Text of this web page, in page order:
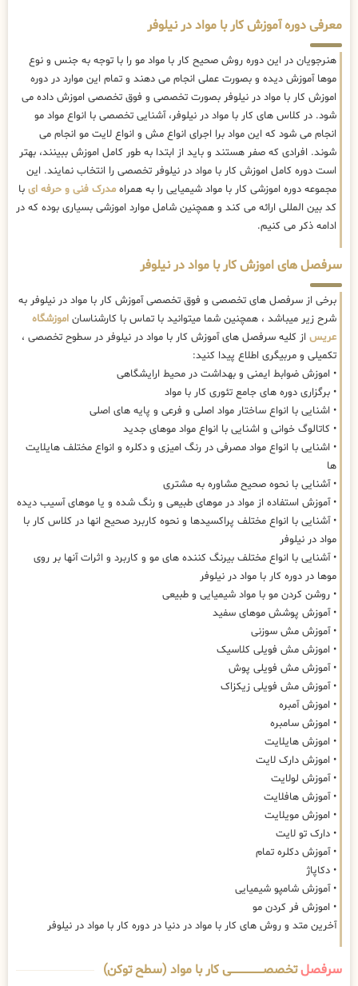
معرفی دوره آموزش کار با مواد در نیلوفر
هنرجویان در این دوره روش صحیح کار با مواد مو را با توجه به جنس و نوع
موها آموزش دیده و بصورت عملی انجام می دهند و تمام این موارد در دوره
اموزش کار با مواد در نیلوفر بصورت تخصصی و فوق تخصصی اموزش داده می
شود. در کلاس های کار با مواد در نیلوفر، آشنایی تخصصی با انواع مواد مو
انجام می شود که این مواد برا اجرای انواع مش و انواع لایت مو انجام می
شوند. افرادی که صفر هستند و باید از ابتدا به طور کامل اموزش ببینند، بهتر
است دوره کامل اموزش کار با مواد در نیلوفر تخصصی را انتخاب نمایند. این
مجموعه دوره اموزشی کار با مواد شیمیایی را به همراه مدرک فنی و حرفه ای با
کد بین المللی ارائه می کند و همچنین شامل موارد اموزشی بسیاری بوده که در
ادامه ذکر می کنیم.
سرفصل های اموزش کار با مواد در نیلوفر
برخی از سرفصل های تخصصی و فوق تخصصی آموزش کار با مواد در نیلوفر به
شرح زیر میباشد ، همچنین شما میتوانید با تماس با کارشناسان اموزشگاه
عریس از کلیه سرفصل های آموزش کار با مواد در نیلوفر در سطوح تخصصی ،
تکمیلی و مربیگری اطلاع پیدا کنید:
• اموزش ضوابط ایمنی و بهداشت در محیط ارایشگاهی
• برگزاری دوره های جامع تئوری کار با مواد
• اشنایی با انواع ساختار مواد اصلی و فرعی و پایه های اصلی
• کاتالوگ خوانی و اشنایی با انواع مواد موهای جدید
• اشنایی با انواع مواد مصرفی در رنگ امیزی و دکلره و انواع مختلف هایلایت
ها
• آشنایی با نحوه صحیح مشاوره به مشتری
• آموزش استفاده از مواد در موهای طبیعی و رنگ شده و یا موهای آسیب دیده
• آشنایی با انواع مختلف پراکسیدها و نحوه کاربرد صحیح انها در کلاس کار با
مواد در نیلوفر
• آشنایی با انواع مختلف بیرنگ کننده های مو و کاربرد و اثرات آنها بر روی
موها در دوره کار با مواد در نیلوفر
• روشن کردن مو با مواد شیمیایی و طبیعی
• آموزش پوشش موهای سفید
• آموزش مش سوزنی
• اموزش مش فویلی کلاسیک
• آموزش مش فویلی پوش
• آموزش مش فویلی زیکزاک
• اموزش آمبره
• اموزش سامبره
• اموزش هایلایت
• اموزش دارک لایت
• آموزش لولایت
• آموزش هافلایت
• اموزش مویلایت
• دارک تو لایت
• آموزش دکلره تمام
• دکاپاژ
• آموزش شامپو شیمیایی
• اموزش فر کردن مو
آخرین متد و روش های کار با مواد در دنیا در دوره کار با مواد در نیلوفر
سرفصلتخصصــــــــــــــــــــی کار با مواد (سطح توکن)